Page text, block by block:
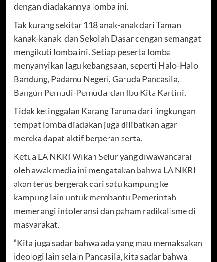
dengan diadakannya lomba ini.
Tak kurang sekitar 118 anak-anak dari Taman
kanak-kanak, dan Sekolah Dasar dengan semangat
mengikuti lomba ini. Setiap peserta lomba
menyanyikan lagu kebangsaan, seperti Halo-Halo
Bandung, Padamu Negeri, Garuda Pancasila,
Bangun Pemudi-Pemuda, dan Ibu Kita Kartini.
Tidak ketinggalan Karang Taruna dari lingkungan
tempat lomba diadakan juga dilibatkan agar
mereka dapat aktif berperan serta.
Ketua LA NKRI Wikan Selur yang diwawancarai
oleh awak media ini mengatakan bahwa LA NKRI
akan terus bergerak dari satu kampung ke
kampung lain untuk membantu Pemerintah
memerangi intoleransi dan paham radikalisme di
masyarakat.
“Kita juga sadar bahwa ada yang mau memaksakan
ideologi lain selain Pancasila, kita sadar bahwa